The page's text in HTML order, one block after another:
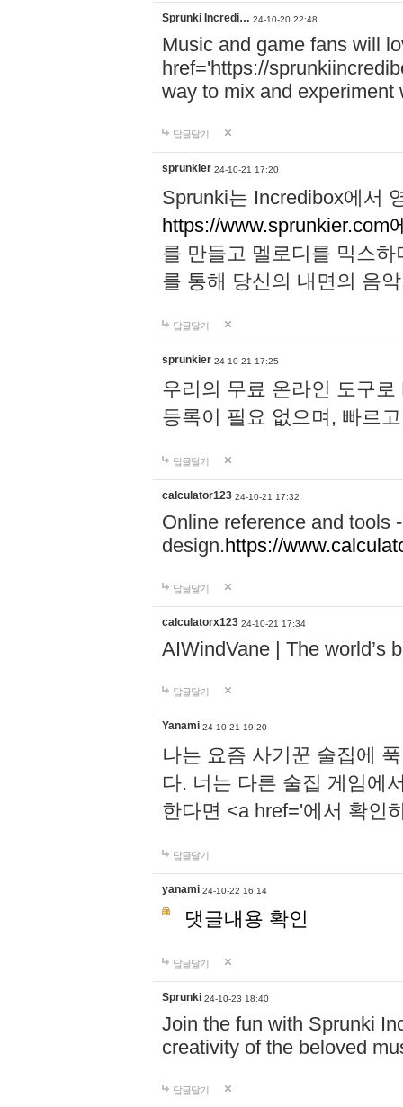
Sprunki Incredi… 24-10-20 22:48
Music and game fans will
href='https://
way to mix and experiment
답글달기
sprunkier 24-10-21 17:20
Sprunki는 Incredibox에서
https://www.sprunkier.com
를 만들고 멜로디를 믹스
를 통해 당신의 내면의 음
답글달기
sprunkier 24-10-21 17:25
우리의 무료 온라인 도구
등록이 필요 없으며, 빠르
답글달기
calculator123 24-10-21 17:32
Online reference and tools
design.https://
답글달기
calculatorx123 24-10-21 17:34
AIWindVane | The world’s
답글달기
Yanami 24-10-21 19:20
나는 요즘 사기꾼 술집에
다. 너는 다른 술집 게임에
한다면 <a href='에서 확인
답글달기
yanami 24-10-22 16:14
댓글내용 확인
답글달기
Sprunki 24-10-23 18:40
Join the fun with Sprunki
creativity of the beloved
답글달기